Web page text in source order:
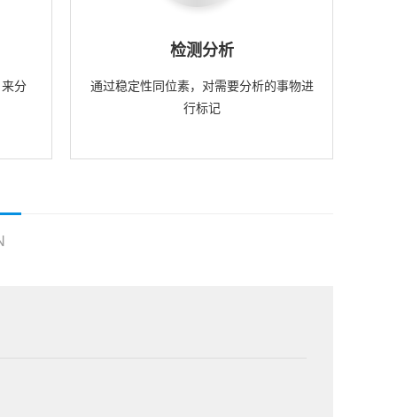
分
检测分析
通过稳定性同位素，对需要分析的事物进
行标记